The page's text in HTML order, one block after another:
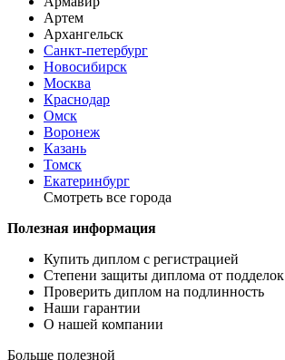
Артем
Архангельск
Санкт-петербург
Новосибирск
Москва
Краснодар
Омск
Воронеж
Казань
Томск
Екатеринбург
Смотреть все города
Полезная информация
Купить диплом с регистрацией
Степени защиты диплома от подделок
Проверить диплом на подлинность
Наши гарантии
О нашей компании
Больше полезной